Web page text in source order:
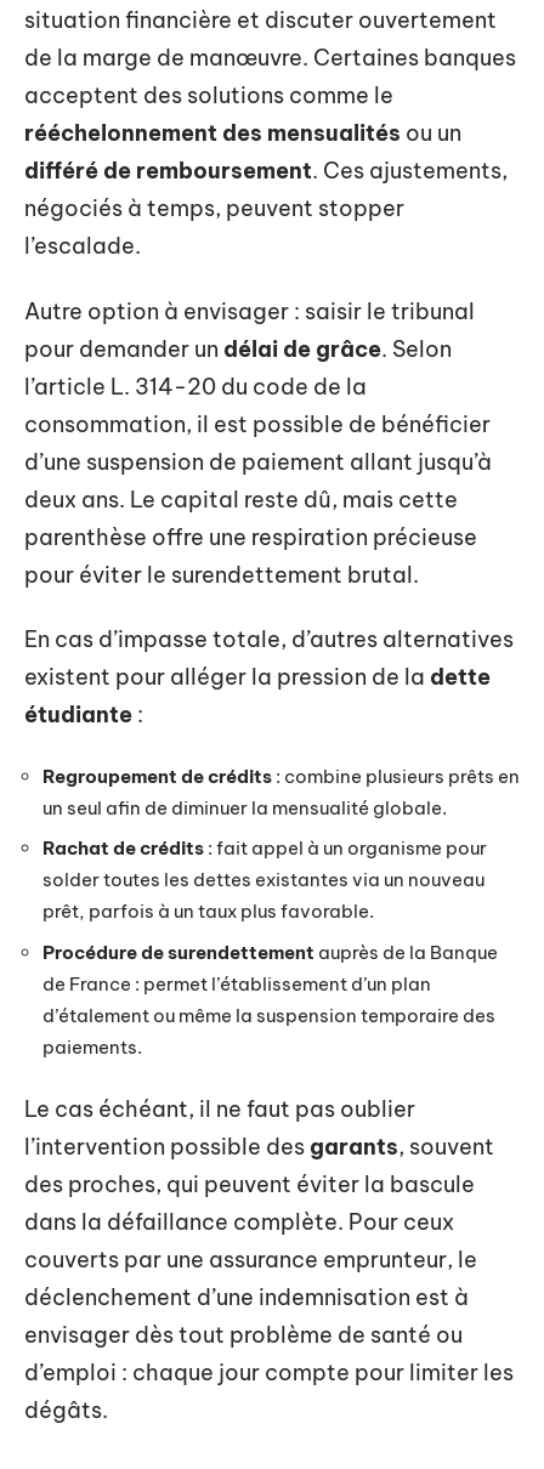
situation financière et discuter ouvertement
de la marge de manœuvre. Certaines banques
acceptent des solutions comme le
rééchelonnement des mensualités ou un
différé de remboursement. Ces ajustements,
négociés à temps, peuvent stopper
l’escalade.
Autre option à envisager : saisir le tribunal
pour demander un délai de grâce. Selon
l’article L. 314-20 du code de la
consommation, il est possible de bénéficier
d’une suspension de paiement allant jusqu’à
deux ans. Le capital reste dû, mais cette
parenthèse offre une respiration précieuse
pour éviter le surendettement brutal.
En cas d’impasse totale, d’autres alternatives
existent pour alléger la pression de la dette
étudiante :
Regroupement de crédits : combine plusieurs prêts en
un seul afin de diminuer la mensualité globale.
Rachat de crédits : fait appel à un organisme pour
solder toutes les dettes existantes via un nouveau
prêt, parfois à un taux plus favorable.
Procédure de surendettement auprès de la Banque
de France : permet l’établissement d’un plan
d’étalement ou même la suspension temporaire des
paiements.
Le cas échéant, il ne faut pas oublier
l’intervention possible des garants, souvent
des proches, qui peuvent éviter la bascule
dans la défaillance complète. Pour ceux
couverts par une assurance emprunteur, le
déclenchement d’une indemnisation est à
envisager dès tout problème de santé ou
d’emploi : chaque jour compte pour limiter les
dégâts.